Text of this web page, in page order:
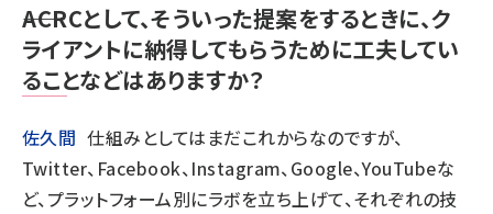
――ACRCとして、そういった提案をするときに、ク
ライアントに納得してもらうために工夫してい
ることなどはありますか？
佐久間 仕組みとしてはまだこれからなのですが、
Twitter、Facebook、Instagram、Google、YouTubeな
ど、プラットフォーム別にラボを立ち上げて、それぞれの技